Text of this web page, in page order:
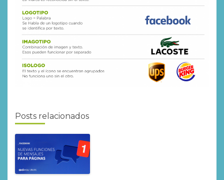
Posts relacionados